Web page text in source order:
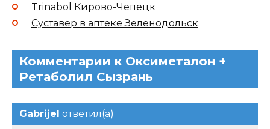
Trinabol Кирово-Чепецк
Суставер в аптеке Зеленодольск
Комментарии к Оксиметалон +
Ретаболил Сызрань
Gabrijel ответил(а)